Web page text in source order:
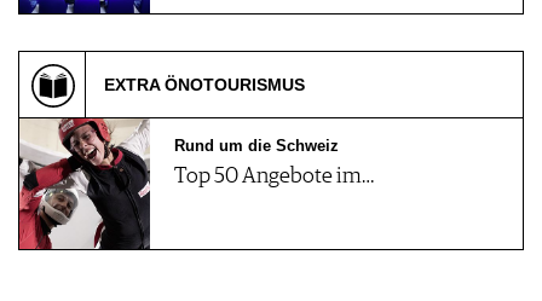
EXTRA ÖNOTOURISMUS
Rund um die Schweiz
Top 50 Angebote im…